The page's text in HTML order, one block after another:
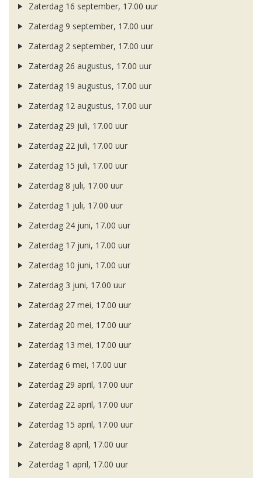
Zaterdag 16 september, 17.00 uur
Zaterdag 9 september, 17.00 uur
Zaterdag 2 september, 17.00 uur
Zaterdag 26 augustus, 17.00 uur
Zaterdag 19 augustus, 17.00 uur
Zaterdag 12 augustus, 17.00 uur
Zaterdag 29 juli, 17.00 uur
Zaterdag 22 juli, 17.00 uur
Zaterdag 15 juli, 17.00 uur
Zaterdag 8 juli, 17.00 uur
Zaterdag 1 juli, 17.00 uur
Zaterdag 24 juni, 17.00 uur
Zaterdag 17 juni, 17.00 uur
Zaterdag 10 juni, 17.00 uur
Zaterdag 3 juni, 17.00 uur
Zaterdag 27 mei, 17.00 uur
Zaterdag 20 mei, 17.00 uur
Zaterdag 13 mei, 17.00 uur
Zaterdag 6 mei, 17.00 uur
Zaterdag 29 april, 17.00 uur
Zaterdag 22 april, 17.00 uur
Zaterdag 15 april, 17.00 uur
Zaterdag 8 april, 17.00 uur
Zaterdag 1 april, 17.00 uur